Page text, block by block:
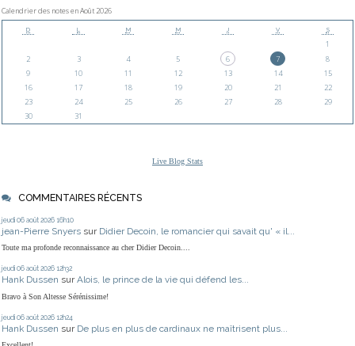
Calendrier des notes en Août 2026
D L M M J V S
1
2
3 4 5 6 7
8
9
10 11 12 13 14
15
16
17 18 19 20 21
22
23
24 25 26 27 28
29
30
31
Live Blog Stats
COMMENTAIRES RÉCENTS
jeudi 06 août 2026 16h10
jean-Pierre Snyers sur Didier Decoin, le romancier qui savait qu' « il...
Toute ma profonde reconnaissance au cher Didier Decoin....
jeudi 06 août 2026 12h32
Hank Dussen sur Alois, le prince de la vie qui défend les...
Bravo à Son Altesse Sérénissime!
jeudi 06 août 2026 12h24
Hank Dussen sur De plus en plus de cardinaux ne maîtrisent plus...